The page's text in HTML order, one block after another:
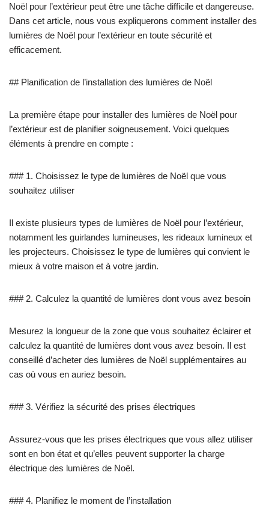
Noël pour l’extérieur peut être une tâche difficile et dangereuse.
Dans cet article, nous vous expliquerons comment installer des
lumières de Noël pour l’extérieur en toute sécurité et
efficacement.
## Planification de l’installation des lumières de Noël
La première étape pour installer des lumières de Noël pour
l’extérieur est de planifier soigneusement. Voici quelques
éléments à prendre en compte :
### 1. Choisissez le type de lumières de Noël que vous
souhaitez utiliser
Il existe plusieurs types de lumières de Noël pour l’extérieur,
notamment les guirlandes lumineuses, les rideaux lumineux et
les projecteurs. Choisissez le type de lumières qui convient le
mieux à votre maison et à votre jardin.
### 2. Calculez la quantité de lumières dont vous avez besoin
Mesurez la longueur de la zone que vous souhaitez éclairer et
calculez la quantité de lumières dont vous avez besoin. Il est
conseillé d’acheter des lumières de Noël supplémentaires au
cas où vous en auriez besoin.
### 3. Vérifiez la sécurité des prises électriques
Assurez-vous que les prises électriques que vous allez utiliser
sont en bon état et qu’elles peuvent supporter la charge
électrique des lumières de Noël.
### 4. Planifiez le moment de l’installation